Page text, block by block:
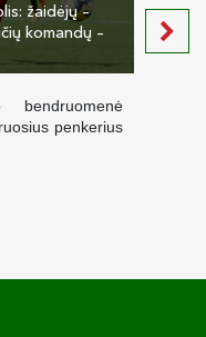
žaidėjų –
komandų –
penkerius